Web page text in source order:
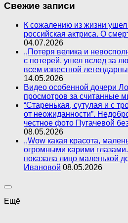
Свежие записи
К сожалению из жизни ушел
российская актриса. О
04.07.2026
,,Потеря велика и
с потерей, ушел вслед за
всем известной
14.05.2026
Видео особенной дочери
просмотров за считанные
“Старенькая, сутулая и с
от неожиданности”.
честное фото Пугачевой
08.05.2026
,,Wow какая красота,
огромными карими
показала лицо маленькой
Ивановой 08.05.2026
Ещё